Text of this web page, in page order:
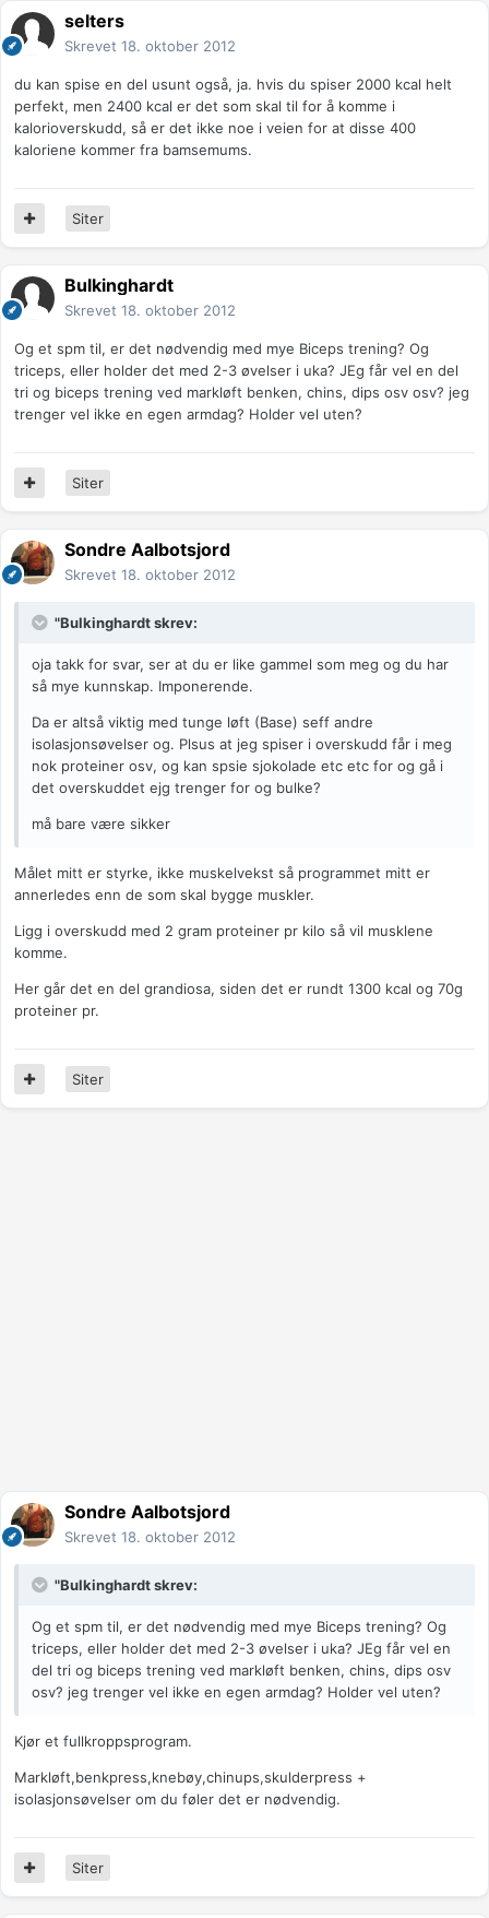
selters
Skrevet 18. oktober 2012
du kan spise en del usunt også, ja. hvis du spiser 2000 kcal helt
perfekt, men 2400 kcal er det som skal til for å komme i
kalorioverskudd, så er det ikke noe i veien for at disse 400
kaloriene kommer fra bamsemums.
Siter
Bulkinghardt
Skrevet 18. oktober 2012
Og et spm til, er det nødvendig med mye Biceps trening? Og
triceps, eller holder det med 2-3 øvelser i uka? JEg får vel en del
tri og biceps trening ved markløft benken, chins, dips osv osv? jeg
trenger vel ikke en egen armdag? Holder vel uten?
Siter
Sondre Aalbotsjord
Skrevet 18. oktober 2012
"Bulkinghardt skrev:
oja takk for svar, ser at du er like gammel som meg og du har
så mye kunnskap. Imponerende.
Da er altså viktig med tunge løft (Base) seff andre
isolasjonsøvelser og. Plsus at jeg spiser i overskudd får i meg
nok proteiner osv, og kan spsie sjokolade etc etc for og gå i
det overskuddet ejg trenger for og bulke?
må bare være sikker
Målet mitt er styrke, ikke muskelvekst så programmet mitt er
annerledes enn de som skal bygge muskler.
Ligg i overskudd med 2 gram proteiner pr kilo så vil musklene
komme.
Her går det en del grandiosa, siden det er rundt 1300 kcal og 70g
proteiner pr.
Siter
Sondre Aalbotsjord
Skrevet 18. oktober 2012
"Bulkinghardt skrev:
Og et spm til, er det nødvendig med mye Biceps trening? Og
triceps, eller holder det med 2-3 øvelser i uka? JEg får vel en
del tri og biceps trening ved markløft benken, chins, dips osv
osv? jeg trenger vel ikke en egen armdag? Holder vel uten?
Kjør et fullkroppsprogram.
Markløft,benkpress,knebøy,chinups,skulderpress +
isolasjonsøvelser om du føler det er nødvendig.
Siter